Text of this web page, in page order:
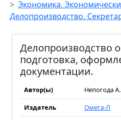
Экономика.
Делопроизводство.
Делопроизводство
подготовка,
документации.
Автор(ы)
Непогода
Издатель
Омега-Л